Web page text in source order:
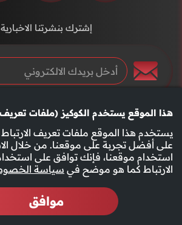
هذا الموقع يستخدم الكوكيز (ملفات تعريف
يستخدم هذا الموقع ملفات تعريف
على أفضل تجربة على موقعنا. من خلال
استخدام موقعنا، فإنك توافق على
الارتباط كما هو موضح في سياسة
موافق
إشترك بنشرتنا الاخبارية
سياسة الخصوصية الأحكام